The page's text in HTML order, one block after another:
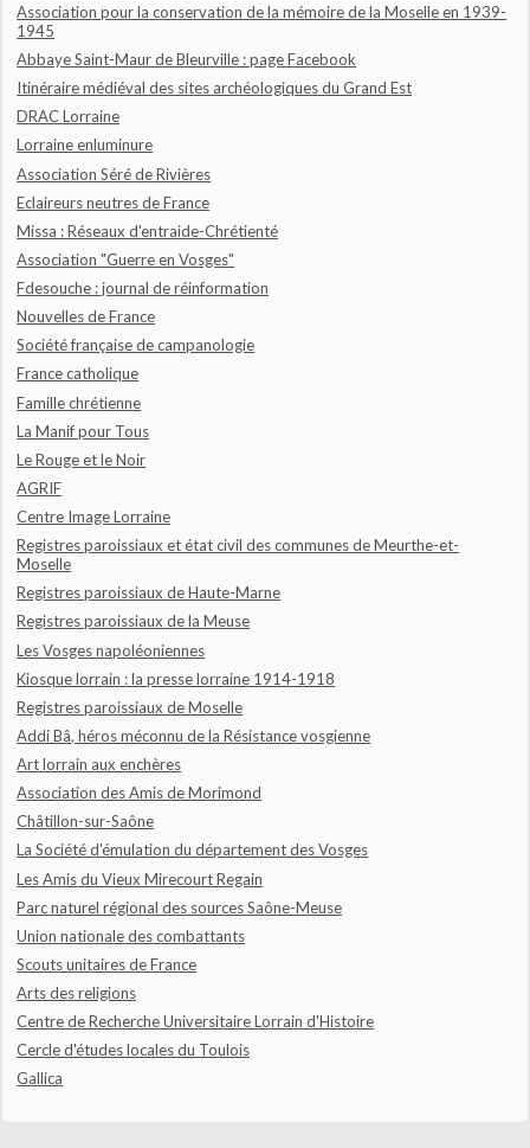
Association pour la conservation de la mémoire de la Moselle en 1939-
1945
Abbaye Saint-Maur de Bleurville : page Facebook
Itinéraire médiéval des sites archéologiques du Grand Est
DRAC Lorraine
Lorraine enluminure
Association Séré de Rivières
Eclaireurs neutres de France
Missa : Réseaux d'entraide-Chrétienté
Association "Guerre en Vosges"
Fdesouche : journal de réinformation
Nouvelles de France
Société française de campanologie
France catholique
Famille chrétienne
La Manif pour Tous
Le Rouge et le Noir
AGRIF
Centre Image Lorraine
Registres paroissiaux et état civil des communes de Meurthe-et-
Moselle
Registres paroissiaux de Haute-Marne
Registres paroissiaux de la Meuse
Les Vosges napoléoniennes
Kiosque lorrain : la presse lorraine 1914-1918
Registres paroissiaux de Moselle
Addi Bâ, héros méconnu de la Résistance vosgienne
Art lorrain aux enchères
Association des Amis de Morimond
Châtillon-sur-Saône
La Société d'émulation du département des Vosges
Les Amis du Vieux Mirecourt Regain
Parc naturel régional des sources Saône-Meuse
Union nationale des combattants
Scouts unitaires de France
Arts des religions
Centre de Recherche Universitaire Lorrain d'Histoire
Cercle d'études locales du Toulois
Gallica